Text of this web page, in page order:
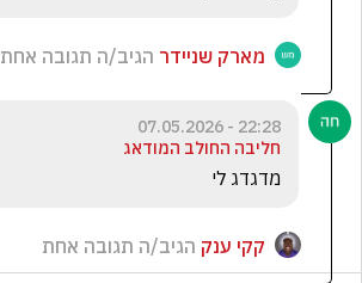
מארק שניידר הגיב/ה תגובה אחת
22:28 - 07.05.2026
חליבה החולב המודאג
מדגדג לי
קקי ענק הגיב/ה תגובה אחת